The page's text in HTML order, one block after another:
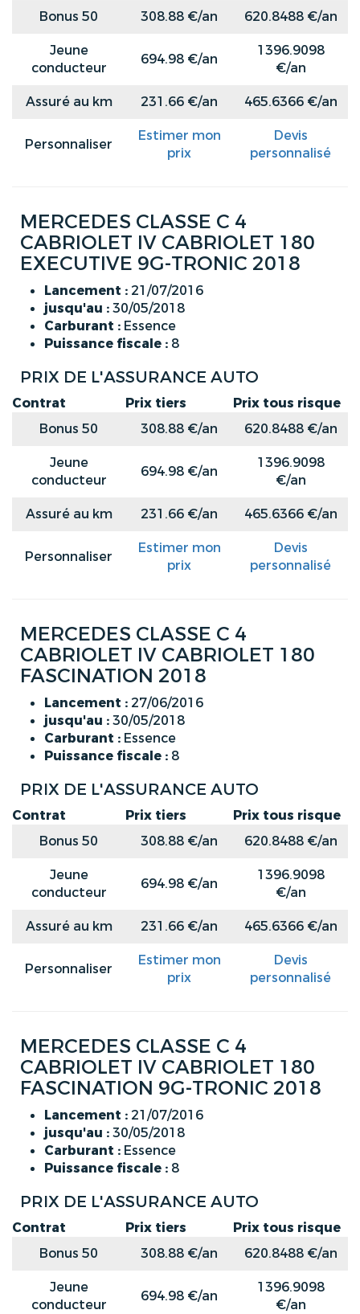
Bonus 50
308.88 €/an
620.8488 €/an
Jeune
conducteur
694.98 €/an
1396.9098
€/an
Assuré au km
231.66 €/an 465.6366 €/an
Personnaliser
Estimer mon
prix
Devis
personnalisé
MERCEDES CLASSE C 4
CABRIOLET IV CABRIOLET 180
EXECUTIVE 9G-TRONIC 2018
Lancement : 21/07/2016
jusqu'au :30/05/2018
Carburant : Essence
Puissance fiscale : 8
PRIX DE L'ASSURANCE AUTO
Contrat Prix tiers
Prix tous risque
Bonus 50
308.88 €/an
620.8488 €/an
Jeune
conducteur
694.98 €/an
1396.9098
€/an
Assuré au km
231.66 €/an 465.6366 €/an
Personnaliser
Estimer mon
prix
Devis
personnalisé
MERCEDES CLASSE C 4
CABRIOLET IV CABRIOLET 180
FASCINATION 2018
Lancement : 27/06/2016
jusqu'au :30/05/2018
Carburant : Essence
Puissance fiscale : 8
PRIX DE L'ASSURANCE AUTO
Contrat Prix tiers
Prix tous risque
Bonus 50
308.88 €/an
620.8488 €/an
Jeune
conducteur
694.98 €/an
1396.9098
€/an
Assuré au km
231.66 €/an 465.6366 €/an
Personnaliser
Estimer mon
prix
Devis
personnalisé
MERCEDES CLASSE C 4
CABRIOLET IV CABRIOLET 180
FASCINATION 9G-TRONIC 2018
Lancement : 21/07/2016
jusqu'au :30/05/2018
Carburant : Essence
Puissance fiscale : 8
PRIX DE L'ASSURANCE AUTO
Contrat Prix tiers
Prix tous risque
Bonus 50
308.88 €/an
620.8488 €/an
Jeune
conducteur
694.98 €/an
1396.9098
€/an